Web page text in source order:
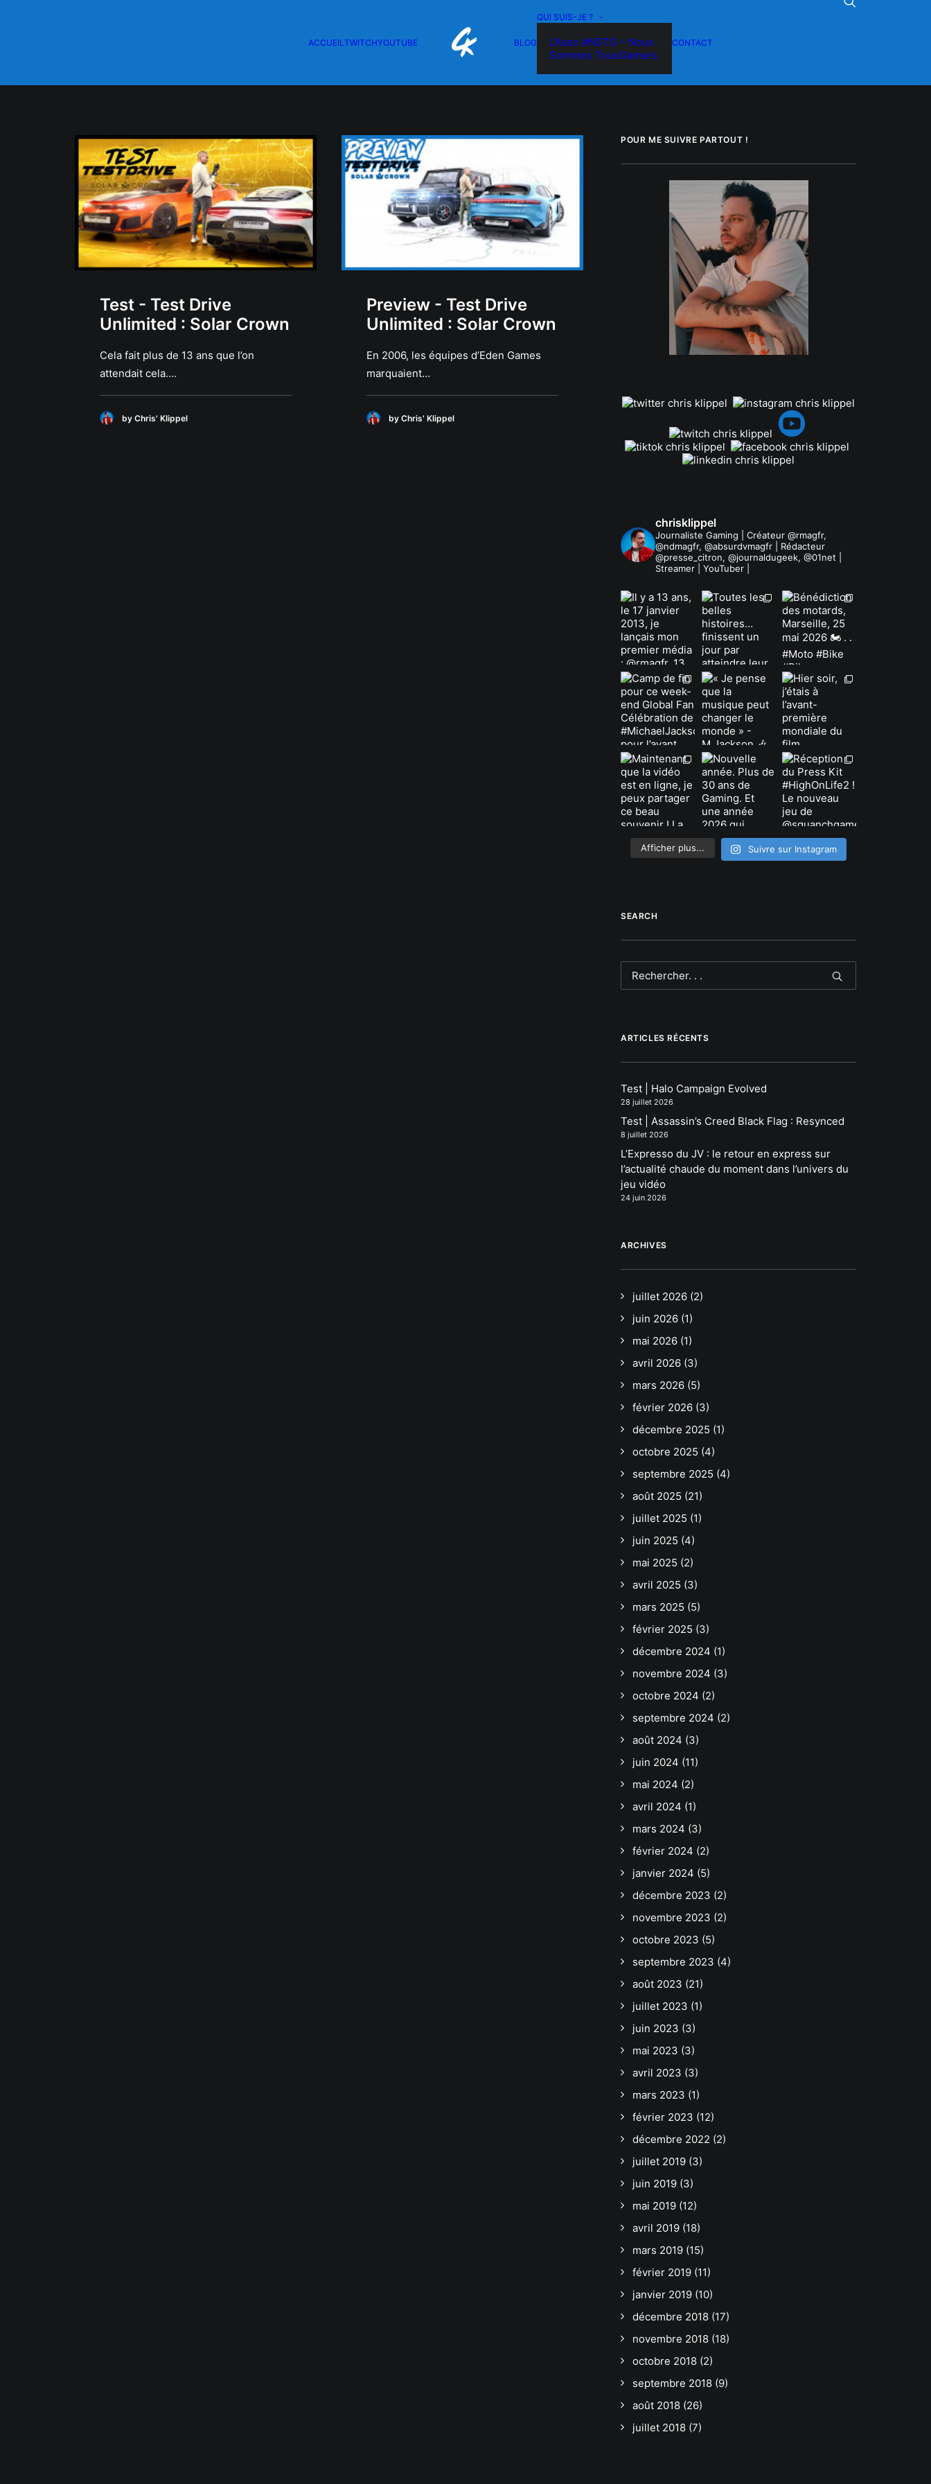
ACCUEILTWITCHYOUTUBE BLOG
QUI SUIS-JE ?
L’Asso #NSTG – Nous
Sommes TousGamers
CONTACT
Test - Test Drive
Unlimited : Solar Crown
Cela fait plus de 13 ans que l’on
attendait cela.…
by Chris' Klippel
Preview - Test Drive
Unlimited : Solar Crown
En 2006, les équipes d’Eden Games
marquaient…
by Chris' Klippel
POUR ME SUIVRE PARTOUT !
chrisklippel
Journaliste Gaming | Créateur @rmagfr,
@ndmagfr, @absurdvmagfr | Rédacteur
@presse_citron, @journaldugeek, @01net |
Streamer | YouTuber |
Afficher plus... Suivre sur Instagram
SEARCH
ARTICLES RÉCENTS
Test | Halo Campaign Evolved
28 juillet 2026
Test | Assassin’s Creed Black Flag : Resynced
8 juillet 2026
L’Expresso du JV : le retour en express sur
l’actualité chaude du moment dans l’univers du
jeu vidéo
24 juin 2026
ARCHIVES
juillet 2026 (2)
juin 2026 (1)
mai 2026 (1)
avril 2026 (3)
mars 2026 (5)
février 2026 (3)
décembre 2025 (1)
octobre 2025 (4)
septembre 2025 (4)
août 2025 (21)
juillet 2025 (1)
juin 2025 (4)
mai 2025 (2)
avril 2025 (3)
mars 2025 (5)
février 2025 (3)
décembre 2024 (1)
novembre 2024 (3)
octobre 2024 (2)
septembre 2024 (2)
août 2024 (3)
juin 2024 (11)
mai 2024 (2)
avril 2024 (1)
mars 2024 (3)
février 2024 (2)
janvier 2024 (5)
décembre 2023 (2)
novembre 2023 (2)
octobre 2023 (5)
septembre 2023 (4)
août 2023 (21)
juillet 2023 (1)
juin 2023 (3)
mai 2023 (3)
avril 2023 (3)
mars 2023 (1)
février 2023 (12)
décembre 2022 (2)
juillet 2019 (3)
juin 2019 (3)
mai 2019 (12)
avril 2019 (18)
mars 2019 (15)
février 2019 (11)
janvier 2019 (10)
décembre 2018 (17)
novembre 2018 (18)
octobre 2018 (2)
septembre 2018 (9)
août 2018 (26)
juillet 2018 (7)